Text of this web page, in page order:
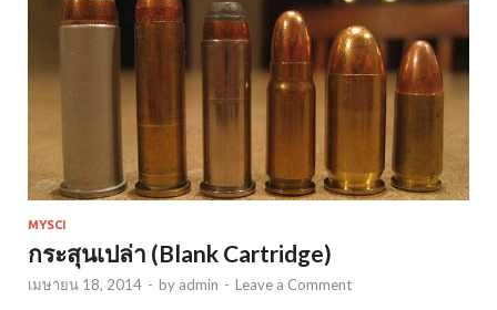
MYSCI
กระสุนเปล่า (Blank Cartridge)
เมษายน 18, 2014 - by admin - Leave a Comment